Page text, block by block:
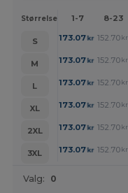
Størrelse 1-7 8-23
S 173.07kr 152.70 kr
M
173.07kr 152.70 kr
L
173.07kr 152.70 kr
XL
173.07kr 152.70 kr
2XL
173.07kr 152.70 kr
3XL
173.07kr 152.70 kr
Valg: 0